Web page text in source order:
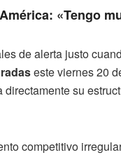
«Tengo
de alerta justo
este viernes 20
su
competitivo